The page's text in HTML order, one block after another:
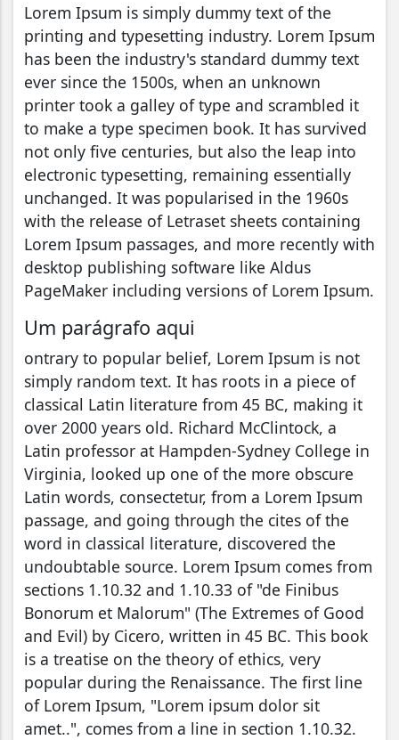
Lorem Ipsum is simply dummy text of the
printing and typesetting industry. Lorem Ipsum
has been the industry's standard dummy text
ever since the 1500s, when an unknown
printer took a galley of type and scrambled it
to make a type specimen book. It has survived
not only five centuries, but also the leap into
electronic typesetting, remaining essentially
unchanged. It was popularised in the 1960s
with the release of Letraset sheets containing
Lorem Ipsum passages, and more recently with
desktop publishing software like Aldus
PageMaker including versions of Lorem Ipsum.
Um parágrafo aqui
ontrary to popular belief, Lorem Ipsum is not
simply random text. It has roots in a piece of
classical Latin literature from 45 BC, making it
over 2000 years old. Richard McClintock, a
Latin professor at Hampden-Sydney College in
Virginia, looked up one of the more obscure
Latin words, consectetur, from a Lorem Ipsum
passage, and going through the cites of the
word in classical literature, discovered the
undoubtable source. Lorem Ipsum comes from
sections 1.10.32 and 1.10.33 of "de Finibus
Bonorum et Malorum" (The Extremes of Good
and Evil) by Cicero, written in 45 BC. This book
is a treatise on the theory of ethics, very
popular during the Renaissance. The first line
of Lorem Ipsum, "Lorem ipsum dolor sit
amet..", comes from a line in section 1.10.32.